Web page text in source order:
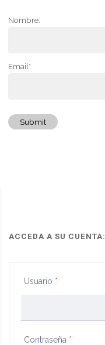
Nombre:
Email*
Submit
ACCEDA A SU CUENTA:
Usuario *
Contraseña *